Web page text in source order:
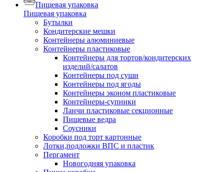
Пищевая упаковка
Пищевая упаковка
Бутылки
Кондитерские мешки
Контейнеры алюминиевые
Контейнеры пластиковые
Контейнеры для тортов/кондитерских
изделий/салатов
Контейнеры под суши
Контейнеры под ягоды
Контейнеры эконом пластиковые
Контейнеры-супники
Ланчи пластиковые секционные
Пищевые ведра
Соусники
Коробки под торт картонные
Лотки,подложки ВПС и пластик
Пергамент
Новогодняя упаковка